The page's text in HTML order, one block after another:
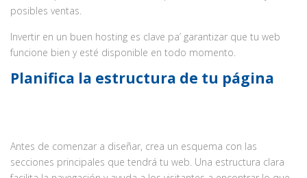
posibles ventas.
Invertir en un buen hosting es clave pa’ garantizar que tu web
funcione bien y esté disponible en todo momento.
Planifica la estructura de tu página
Antes de comenzar a diseñar, crea un esquema con las
secciones principales que tendrá tu web. Una estructura clara